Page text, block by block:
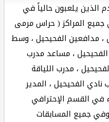
الذين يلعبون حالياً في
جميع المراكز ( حراس مرمى
، مدافعين الفحيحيل ، وسط
، مساعد مدرب
، مدرب اللياقة
نادي الفحيحيل ، المدير
في القسم الإحترافي
وفي جميع المسابقات